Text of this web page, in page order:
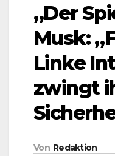
„Der
Musk:
Linke
zwingt
Von Redaktion